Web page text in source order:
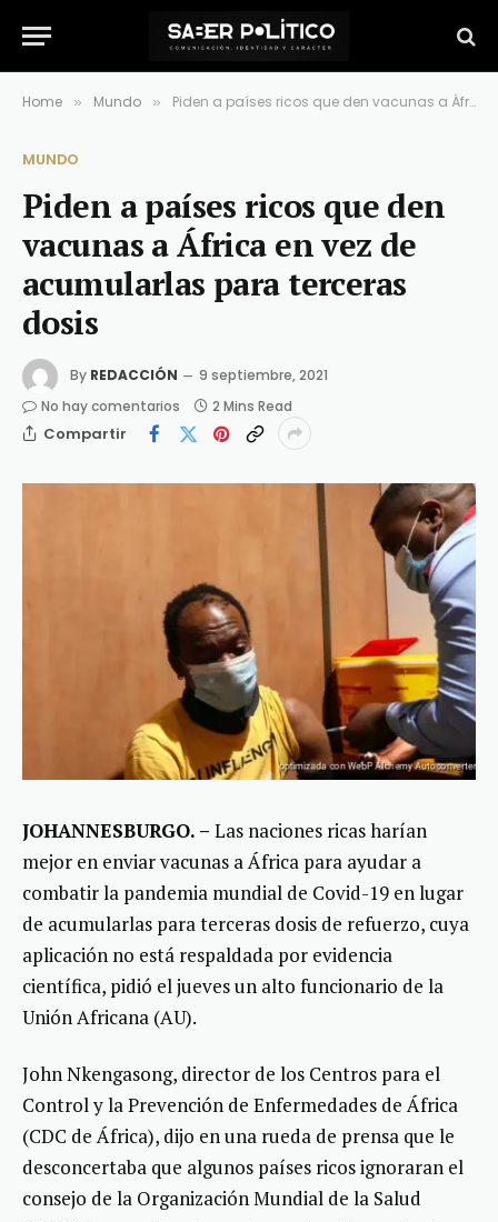
Home » Mundo » Piden a países ricos que den vacunas a África en vez de acumularlas para terceras dosis
MUNDO
Piden a países ricos que den
vacunas a África en vez de
acumularlas para terceras
dosis
By REDACCIÓN
9 septiembre, 2021
No hay comentarios
2 Mins Read
Compartir
JOHANNESBURGO. – Las naciones ricas harían
mejor en enviar vacunas a África para ayudar a
combatir la pandemia mundial de Covid-19 en lugar
de acumularlas para terceras dosis de refuerzo, cuya
aplicación no está respaldada por evidencia
científica, pidió el jueves un alto funcionario de la
Unión Africana (AU).
John Nkengasong, director de los Centros para el
Control y la Prevención de Enfermedades de África
(CDC de África), dijo en una rueda de prensa que le
desconcertaba que algunos países ricos ignoraran el
consejo de la Organización Mundial de la Salud